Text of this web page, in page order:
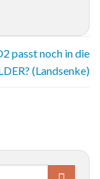
passt noch in die
(Landsenke)